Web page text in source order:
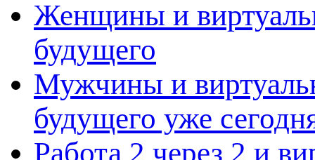
Женщины и
будущего
Мужчины и
будущего уже
Работа 2 через 2 и